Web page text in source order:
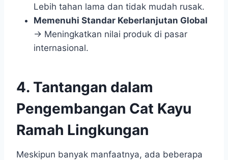
Lebih tahan lama dan tidak mudah rusak.
Memenuhi Standar Keberlanjutan Global
→ Meningkatkan nilai produk di pasar
internasional.
4. Tantangan dalam
Pengembangan Cat Kayu
Ramah Lingkungan
Meskipun banyak manfaatnya, ada beberapa